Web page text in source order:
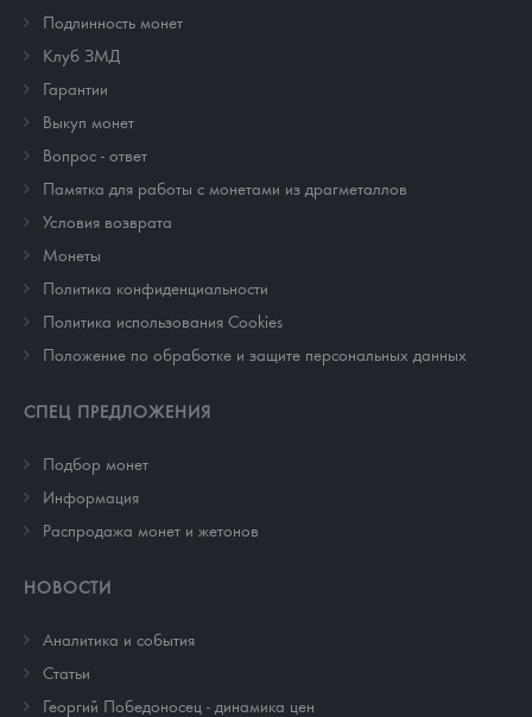
Подлинность монет
Клуб ЗМД
Гарантии
Выкуп монет
Вопрос - ответ
Памятка для работы с монетами из драгметаллов
Условия возврата
Монеты
Политика конфиденциальности
Политика использования Cookies
Положение по обработке и защите персональных данных
СПЕЦ ПРЕДЛОЖЕНИЯ
Подбор монет
Информация
Распродажа монет и жетонов
НОВОСТИ
Аналитика и события
Cтатьи
Георгий Победоносец - динамика цен